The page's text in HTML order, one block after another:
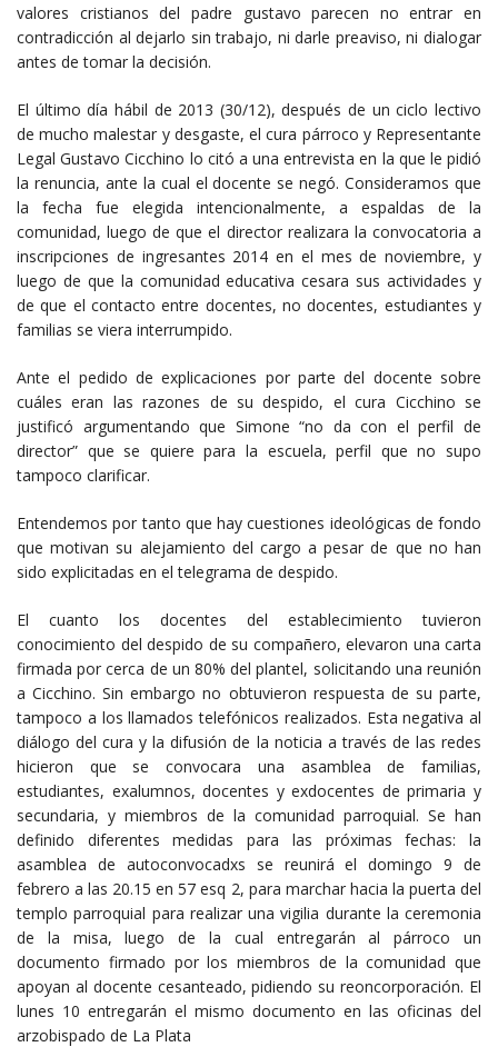
valores cristianos del padre gustavo parecen no entrar en
contradicción al dejarlo sin trabajo, ni darle preaviso, ni dialogar
antes de tomar la decisión.
El último día hábil de 2013 (30/12), después de un ciclo lectivo
de mucho malestar y desgaste, el cura párroco y Representante
Legal Gustavo Cicchino lo citó a una entrevista en la que le pidió
la renuncia, ante la cual el docente se negó. Consideramos que
la fecha fue elegida intencionalmente, a espaldas de la
comunidad, luego de que el director realizara la convocatoria a
inscripciones de ingresantes 2014 en el mes de noviembre, y
luego de que la comunidad educativa cesara sus actividades y
de que el contacto entre docentes, no docentes, estudiantes y
familias se viera interrumpido.
Ante el pedido de explicaciones por parte del docente sobre
cuáles eran las razones de su despido, el cura Cicchino se
justificó argumentando que Simone “no da con el perfil de
director” que se quiere para la escuela, perfil que no supo
tampoco clarificar.
Entendemos por tanto que hay cuestiones ideológicas de fondo
que motivan su alejamiento del cargo a pesar de que no han
sido explicitadas en el telegrama de despido.
El cuanto los docentes del establecimiento tuvieron
conocimiento del despido de su compañero, elevaron una carta
firmada por cerca de un 80% del plantel, solicitando una reunión
a Cicchino. Sin embargo no obtuvieron respuesta de su parte,
tampoco a los llamados telefónicos realizados. Esta negativa al
diálogo del cura y la difusión de la noticia a través de las redes
hicieron que se convocara una asamblea de familias,
estudiantes, exalumnos, docentes y exdocentes de primaria y
secundaria, y miembros de la comunidad parroquial. Se han
definido diferentes medidas para las próximas fechas: la
asamblea de autoconvocadxs se reunirá el domingo 9 de
febrero a las 20.15 en 57 esq 2, para marchar hacia la puerta del
templo parroquial para realizar una vigilia durante la ceremonia
de la misa, luego de la cual entregarán al párroco un
documento firmado por los miembros de la comunidad que
apoyan al docente cesanteado, pidiendo su reoncorporación. El
lunes 10 entregarán el mismo documento en las oficinas del
arzobispado de La Plata